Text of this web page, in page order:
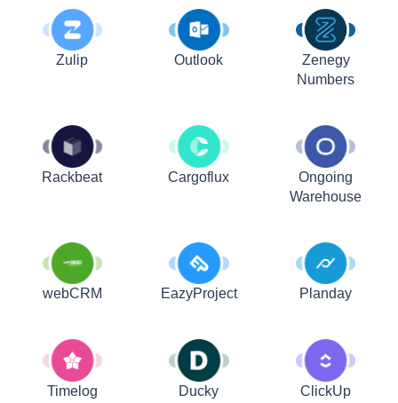
Zulip Outlook
Zenegy
Numbers
Rackbeat Cargoflux
Ongoing
Warehouse
webCRM EazyProject Planday
Timelog Ducky ClickUp